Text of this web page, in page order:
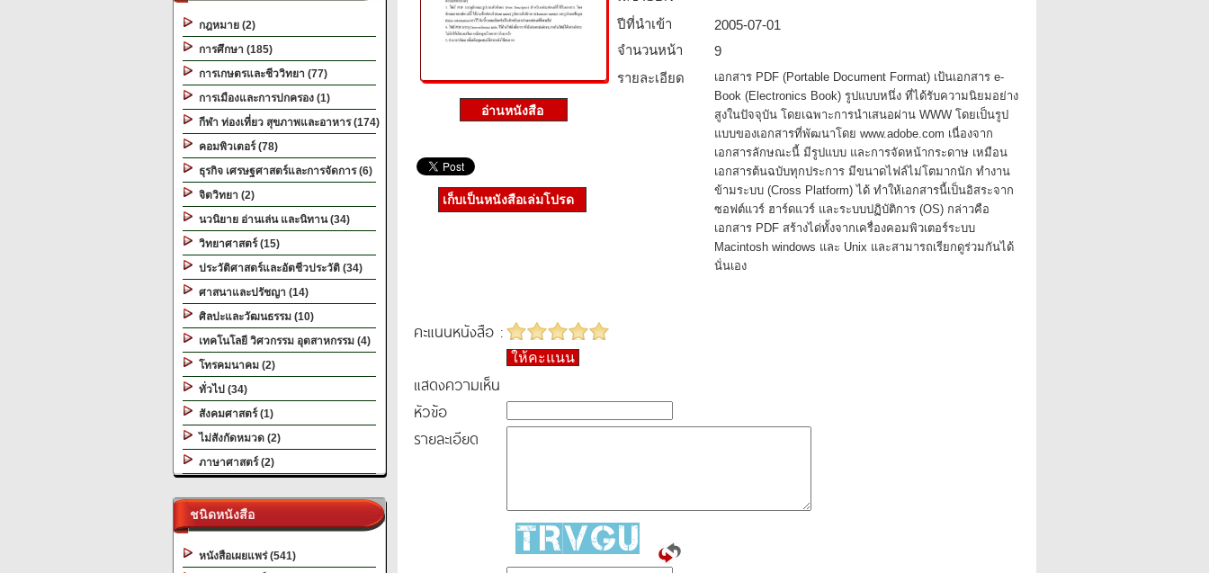
กฎหมาย (2)
การศึกษา (185)
การเกษตรและชีววิทยา (77)
การเมืองและการปกครอง (1)
กีฬา ท่องเที่ยว สุขภาพและอาหาร (174)
คอมพิวเตอร์ (78)
ธุรกิจ เศรษฐศาสตร์และการจัดการ (6)
จิตวิทยา (2)
นวนิยาย อ่านเล่น และนิทาน (34)
วิทยาศาสตร์ (15)
ประวัติศาสตร์และอัตชีวประวัติ (34)
ศาสนาและปรัชญา (14)
ศิลปะและวัฒนธรรม (10)
เทคโนโลยี วิศวกรรม อุตสาหกรรม (4)
โทรคมนาคม (2)
ทั่วไป (34)
สังคมศาสตร์ (1)
ไม่สังกัดหมวด (2)
ภาษาศาสตร์ (2)
ชนิดหนังสือ
หนังสือเผยแพร่ (541)
ปีที่นำเข้า
2005-07-01
จำนวนหน้า
9
รายละเอียด
เอกสาร PDF (Portable Document Format) เป้นเอกสาร e-
Book (Electronics Book) รูปแบบหนึ่ง ที่ได้รับความนิยมอย่าง
สูงในปัจจุบัน โดยเฉพาะการนําเสนอผ่าน WWW โดยเป็นรูป
แบบของเอกสารที่พัฒนาโดย www.adobe.com เนื่องจาก
เอกสารลักษณะนี้ มีรูปแบบ และการจัดหน้ากระดาษ เหมือน
เอกสารต้นฉบับทุกประการ มีขนาดไฟล์ไม่โตมากนัก ทํางาน
ข้ามระบบ (Cross Platform) ได้ ทําให้เอกสารนี้เป็นอิสระจาก
ซอฟต์แวร์ ฮาร์ดแวร์ และระบบปฏิบัติการ (OS) กล่าวคือ
เอกสาร PDF สร้างได่ทั้งจากเครื่องคอมพิวเตอร์ระบบ
Macintosh windows และ Unix และสามารถเรียกดูร่วมกันได้
นั่นเอง
เก็บเป็นหนังสือเล่มโปรด
คะแนนหนังสือ :
ให้คะแนน
แสดงความเห็น
หัวข้อ
รายละเอียด